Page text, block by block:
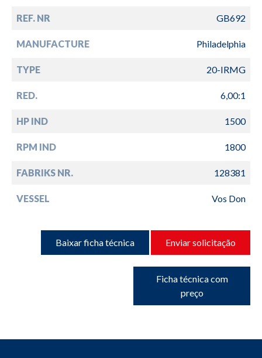
REF. NR GB692
MANUFACTURE Philadelphia
TYPE 20-IRMG
RED. 6,00:1
HP IND 1500
RPM IND 1800
FABRIKS NR. 128381
VESSEL Vos Don
Baixar ficha técnica Enviar solicitação
Ficha técnica com
preço